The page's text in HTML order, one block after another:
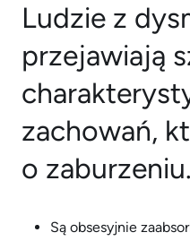
Ludzie z
przejawiają
zachowań,
o zaburzeniu.
Są obsesyjnie